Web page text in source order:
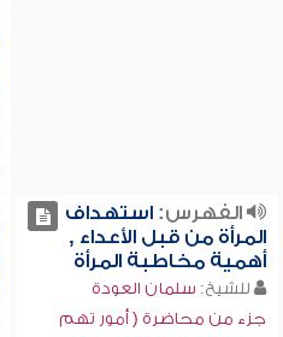
الفهرس:استهداف
المرأة من قبل الأعداء ,
أهمية مخاطبة المرأة
للشيخ: سلمان العودة
جزء من محاضرة ( أمور تهم